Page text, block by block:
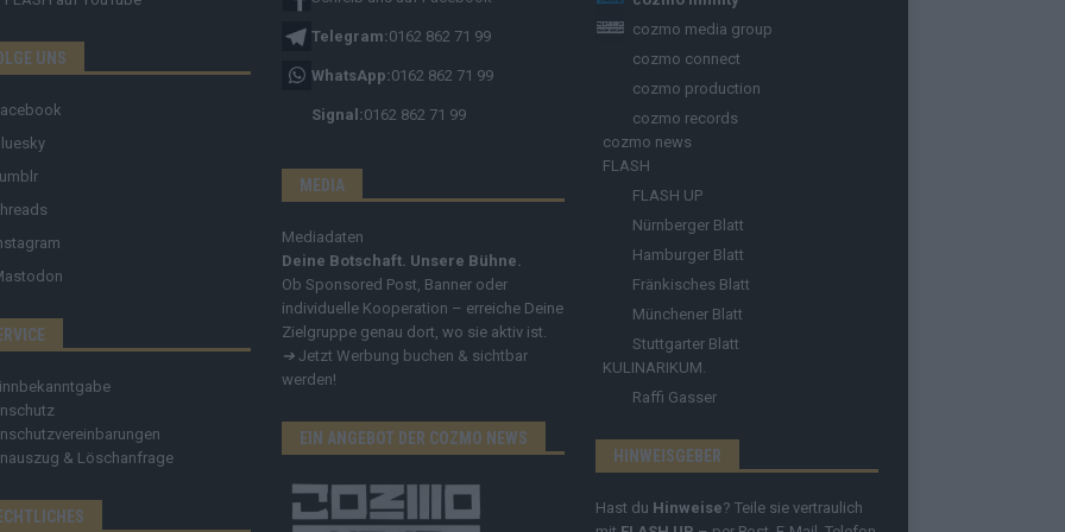
UNS
& Löschanfrage
Telegram:0162 862 71 99
WhatsApp:0162 862 71 99
Signal:0162 862 71 99
MEDIA
Mediadaten
Deine Botschaft. Unsere Bühne.
Ob Sponsored Post, Banner oder
individuelle Kooperation – erreiche Deine
Zielgruppe genau dort, wo sie aktiv ist.
➔ Jetzt Werbung buchen & sichtbar
werden!
EIN ANGEBOT DER COZMO NEWS
cozmo media group
cozmo connect
cozmo production
cozmo records
cozmo news
FLASH
FLASH UP
Nürnberger Blatt
Hamburger Blatt
Fränkisches Blatt
Münchener Blatt
Stuttgarter Blatt
KULINARIKUM.
Raffi Gasser
HINWEISGEBER
Hast du Hinweise? Teile sie vertraulich